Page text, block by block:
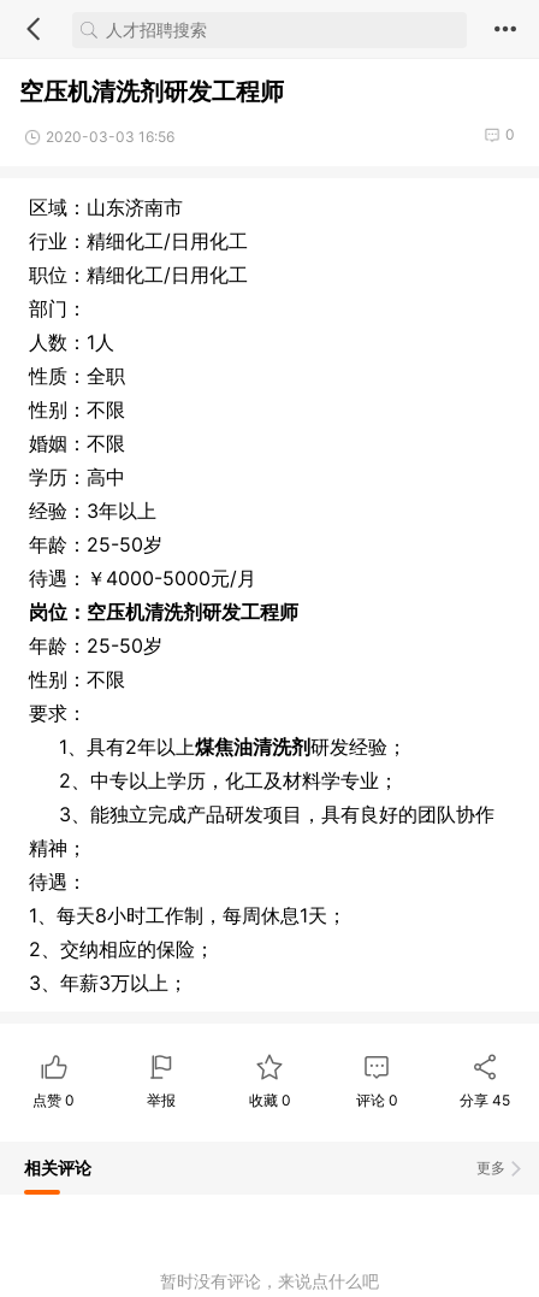
空压机清洗剂研发工程师
2020-03-03 16:56 0
区域：山东济南市
行业：精细化工/日用化工
职位：精细化工/日用化工
部门：
人数：1人
性质：全职
性别：不限
婚姻：不限
学历：高中
经验：3年以上
年龄：25-50岁
待遇：￥4000-5000元/月
岗位：空压机清洗剂研发工程师
年龄：25-50岁
性别：不限
要求：
1、具有2年以上煤焦油清洗剂研发经验；
2、中专以上学历，化工及材料学专业；
3、能独立完成产品研发项目，具有良好的团队协作
精神；
待遇：
1、每天8小时工作制，每周休息1天；
2、交纳相应的保险；
3、年薪3万以上；
点赞0 举报 收藏 0 评论0 分享45
更多
相关评论
暂时没有评论，来说点什么吧